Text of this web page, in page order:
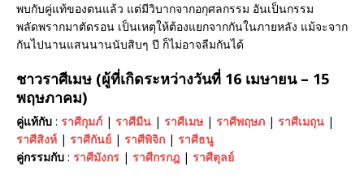
พบกับคู่แท้ของตนแล้ว แต่มีวิบากจากอกุศลกรรม อันเป็นกรรม
พลัดพรากมาตัดรอน เป็นเหตุให้ต้องแยกจากกันในภายหลัง แม้จะจาก
กันไปนานแสนนานนับสิบๆ ปี ก็ไม่อาจลืมกันได้
ชาวราศีเมษ (ผู้ที่เกิดระหว่างวันที่ 16 เมษายน – 15
พฤษภาคม)
คู่แท้กับ : ราศีกุมภ์ | ราศีมีน | ราศีเมษ | ราศีพฤษภ | ราศีเมถุน |
ราศีสิงห์ | ราศีกันย์ | ราศีพิจิก | ราศีธนู
คู่กรรมกับ : ราศีมังกร | ราศีกรกฎ | ราศีตุลย์